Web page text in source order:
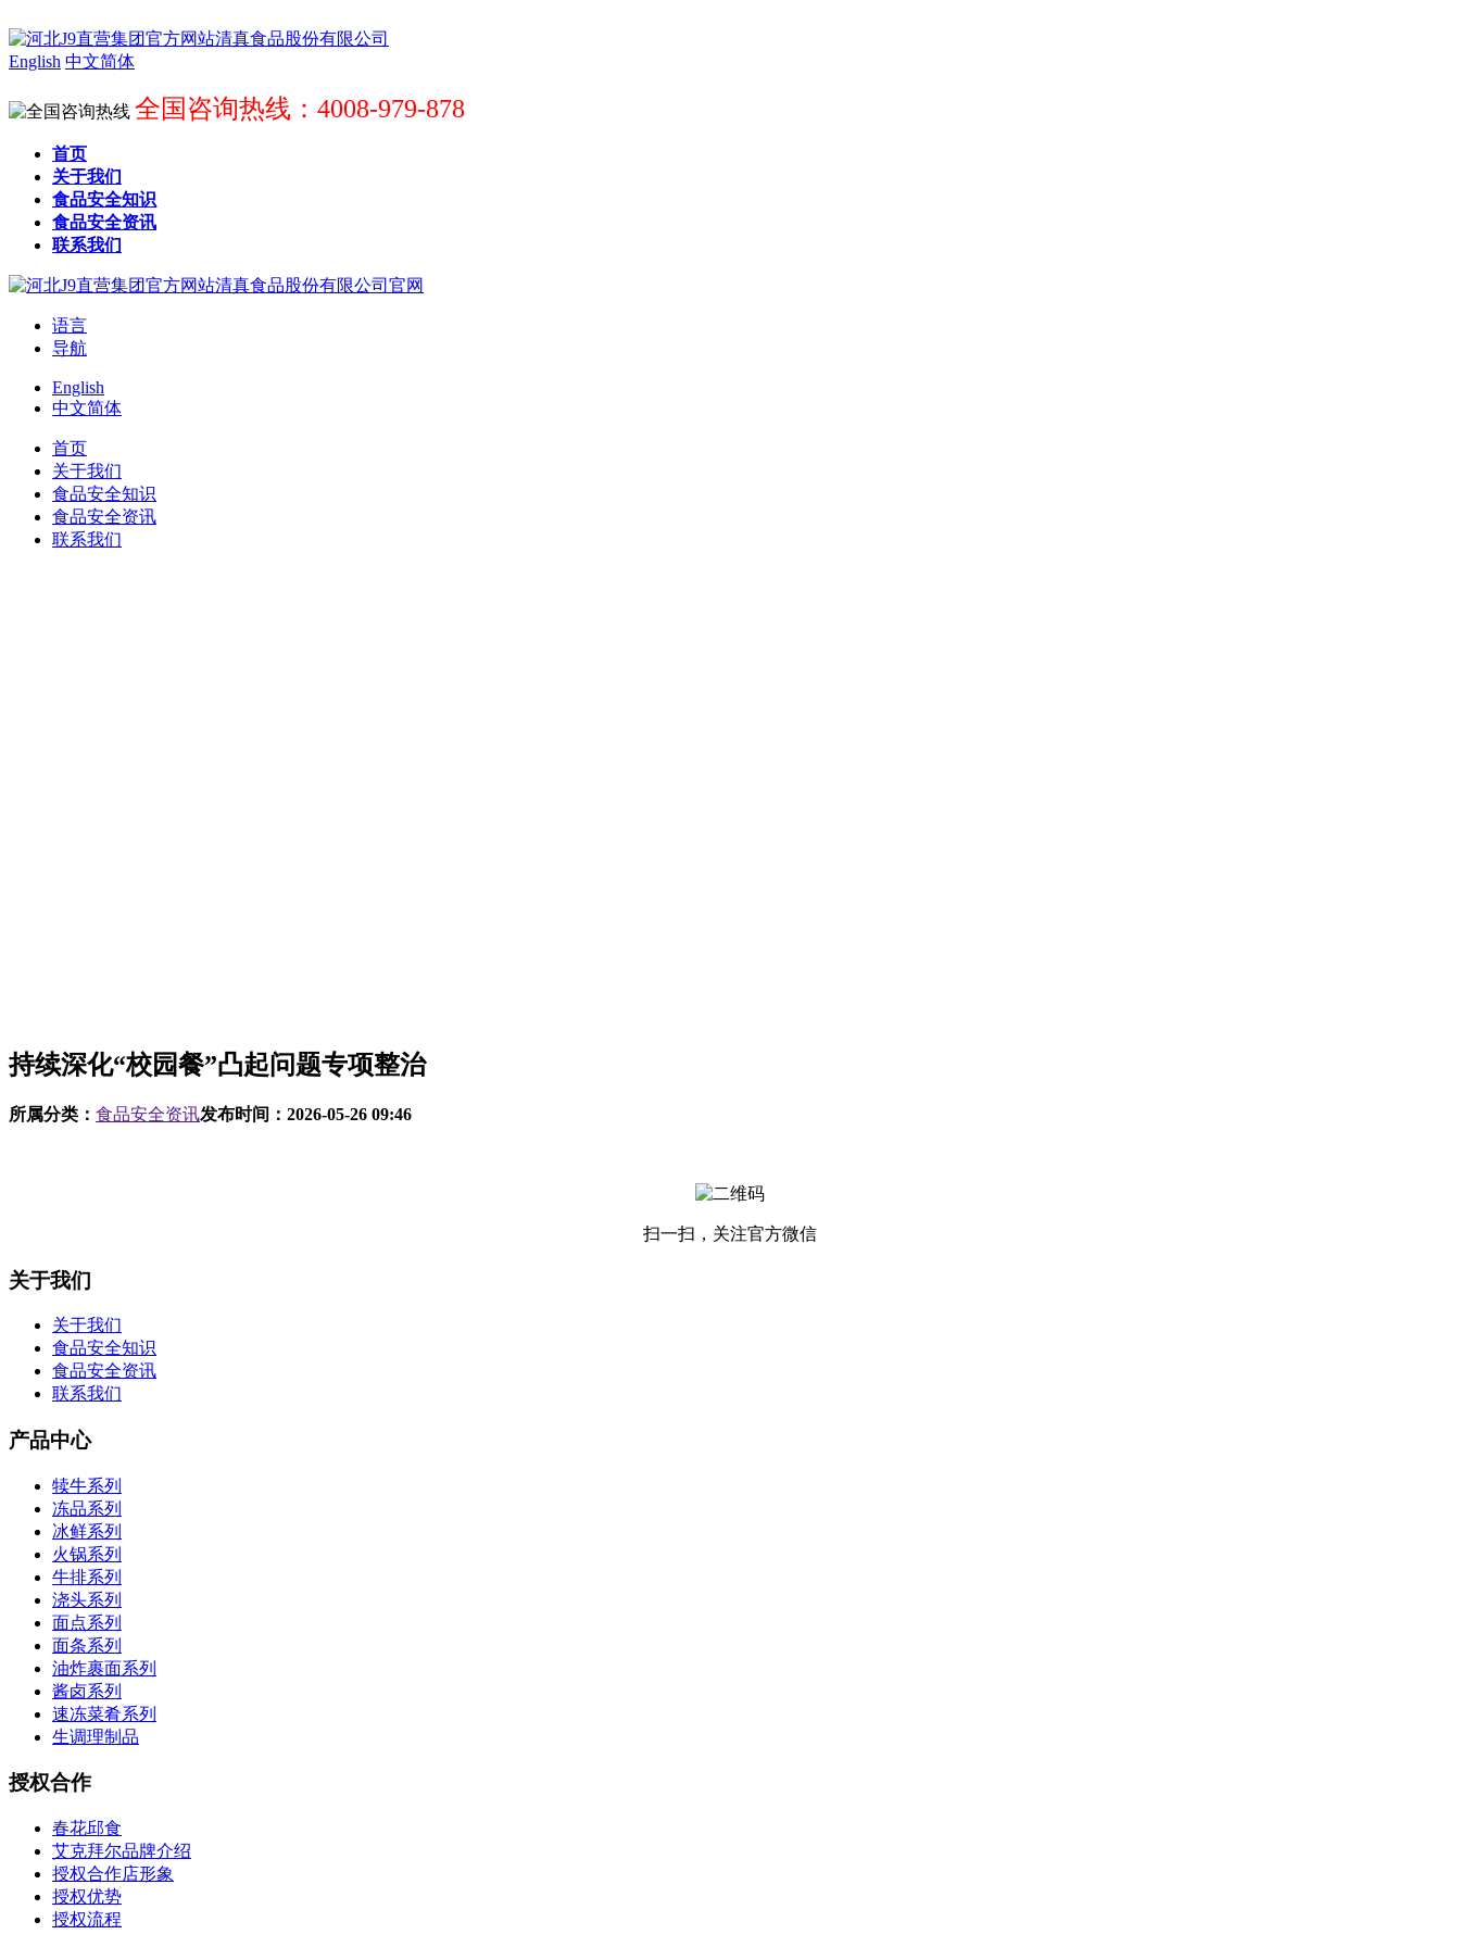
English 中文简体
全国咨询热线：4008-979-878
首页
关于我们
食品安全知识
食品安全资讯
联系我们
语言
导航
English
中文简体
首页
关于我们
食品安全知识
食品安全资讯
联系我们
持续深化“校园餐”凸起问题专项整治
所属分类： 食品安全资讯发布时间： 2026-05-26 09:46
扫一扫，关注官方微信
关于我们
关于我们
食品安全知识
食品安全资讯
联系我们
产品中心
犊牛系列
冻品系列
冰鲜系列
火锅系列
牛排系列
浇头系列
面点系列
面条系列
油炸裹面系列
酱卤系列
速冻菜肴系列
生调理制品
授权合作
春花邱食
艾克拜尔品牌介绍
授权合作店形象
授权优势
授权流程